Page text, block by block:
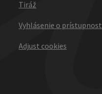
Tiráž
Vyhlásenie o
Adjust cookies